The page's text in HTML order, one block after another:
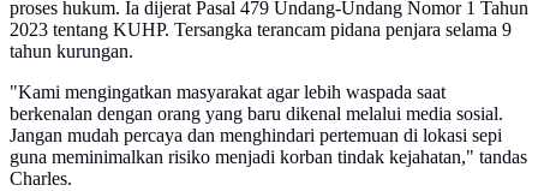
proses hukum. Ia dijerat Pasal 479 Undang-Undang Nomor 1 Tahun
2023 tentang KUHP. Tersangka terancam pidana penjara selama 9
tahun kurungan.
"Kami mengingatkan masyarakat agar lebih waspada saat
berkenalan dengan orang yang baru dikenal melalui media sosial.
Jangan mudah percaya dan menghindari pertemuan di lokasi sepi
guna meminimalkan risiko menjadi korban tindak kejahatan," tandas
Charles.